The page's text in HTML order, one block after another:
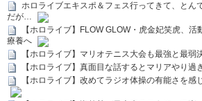
ホロライブエキスポ＆フェス行ってきて、とん
だが…
【ホロライブ】FLOW GLOW・虎金妃笑虎、
療養へ
【ホロライブ】マリオテニス大会も最強と最弱
【ホロライブ】真面目な話するとマリアやり過
【ホロライブ】改めてラジオ体操の有能さを感